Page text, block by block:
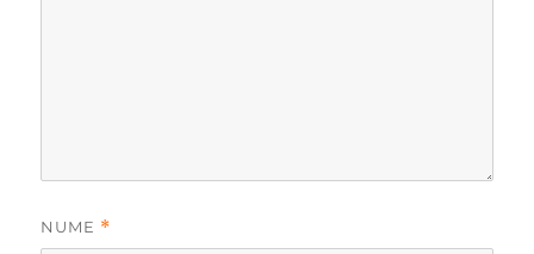
NUME *